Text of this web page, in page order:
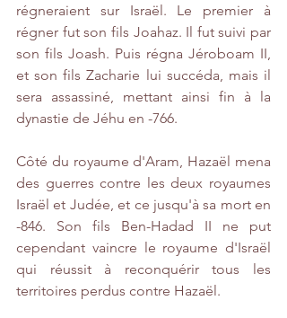
régneraient sur Israël. Le premier à
régner fut son fils Joahaz. Il fut suivi par
son fils Joash. Puis régna Jéroboam II,
et son fils Zacharie lui succéda, mais il
sera assassiné, mettant ainsi fin à la
dynastie de Jéhu en -766.
Côté du royaume d'Aram, Hazaël mena
des guerres contre les deux royaumes
Israël et Judée, et ce jusqu'à sa mort en
-846. Son fils Ben-Hadad II ne put
cependant vaincre le royaume d'Israël
qui réussit à reconquérir tous les
territoires perdus contre Hazaël. ​